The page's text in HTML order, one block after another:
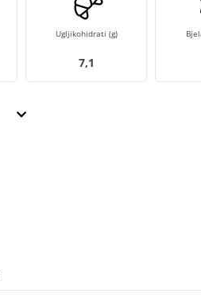
Ugljikohidrati (g)
7,1